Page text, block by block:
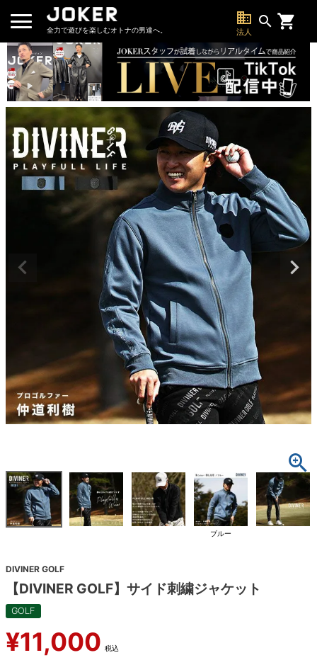
全力で遊びを楽しむオトナの男達へ。
business
法人
search
ブルー
DIVINER GOLF
【DIVINER GOLF】サイド刺繍ジャケット
GOLF
¥11,000 税込